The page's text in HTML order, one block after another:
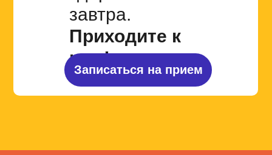
завтра.
Приходите к
нам!
Записаться на прием